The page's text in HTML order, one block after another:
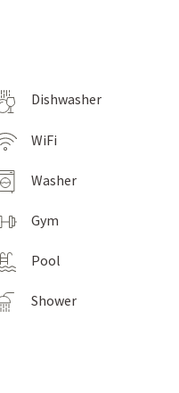
Dishwasher
WiFi
Washer
Gym
Pool
Shower